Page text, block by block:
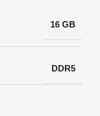
16 GB
DDR5